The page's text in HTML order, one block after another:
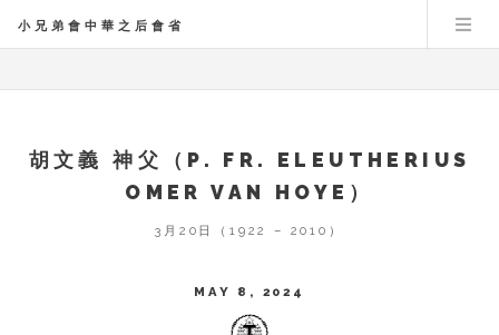
小兄弟會中華之后會省
胡文義 神父（P. FR. ELEUTHERIUS
OMER VAN HOYE）
3月20日（1922 – 2010）
MAY 8, 2024